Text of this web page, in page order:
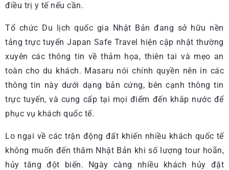
điều trị y tế nếu cần.
Tổ chức Du lịch quốc gia Nhật Bản đang sở hữu nền
tảng trực tuyến Japan Safe Travel hiện cập nhật thường
xuyên các thông tin về thảm họa, thiên tai và mẹo an
toàn cho du khách. Masaru nói chính quyền nên in các
thông tin này dưới dạng bản cứng, bên cạnh thông tin
trực tuyến, và cung cấp tại mọi điểm đến khắp nước để
phục vụ khách quốc tế.
Lo ngại về các trận động đất khiến nhiều khách quốc tế
không muốn đến thăm Nhật Bản khi số lượng tour hoãn,
hủy tăng đột biến. Ngày càng nhiều khách hủy đặt